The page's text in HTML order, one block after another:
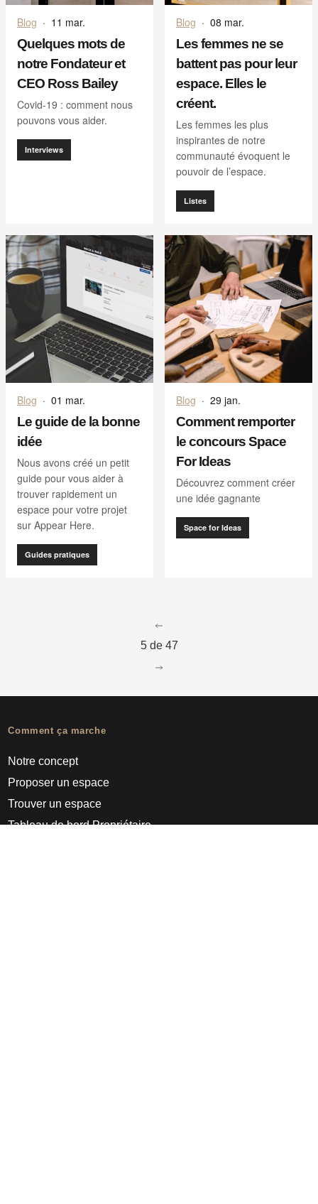
Blog · 11 mar.
Quelques mots de
notre Fondateur et
CEO Ross Bailey
Covid-19 : comment nous
pouvons vous aider.
Interviews
Blog · 08 mar.
Les femmes ne se
battent pas pour leur
espace. Elles le
créent.
Les femmes les plus
inspirantes de notre
communauté évoquent le
pouvoir de l’espace.
Listes
Blog · 01 mar.
Le guide de la bonne
idée
Nous avons créé un petit
guide pour vous aider à
trouver rapidement un
espace pour votre projet
sur Appear Here.
Guides pratiques
Blog · 29 jan.
Comment remporter
le concours Space
For Ideas
Découvrez comment créer
une idée gagnante
Space for Ideas
5 de 47
Comment ça marche
Notre concept
Proposer un espace
Trouver un espace
Tableau de bord Propriétaire